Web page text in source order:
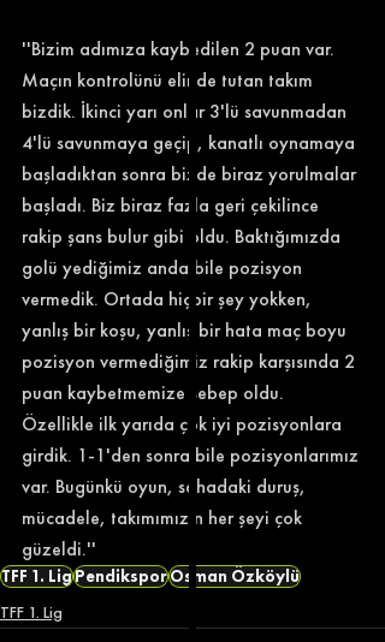
''Bizim adımıza kaybedilen 2 puan var.
Maçın kontrolünü elinde tutan takım
bizdik. İkinci yarı onlar 3'lü savunmadan
4'lü savunmaya geçip, kanatlı oynamaya
başladıktan sonra bizde biraz yorulmalar
başladı. Biz biraz fazla geri çekilince
rakip şans bulur gibi oldu. Baktığımızda
golü yediğimiz anda bile pozisyon
vermedik. Ortada hiçbir şey yokken,
yanlış bir koşu, yanlış bir hata maç boyu
pozisyon vermediğimiz rakip karşısında 2
puan kaybetmemize sebep oldu.
Özellikle ilk yarıda çok iyi pozisyonlara
girdik. 1-1'den sonra bile pozisyonlarımız
var. Bugünkü oyun, sahadaki duruş,
mücadele, takımımızın her şeyi çok
güzeldi.''
TFF 1. LigPendiksporOsman Özköylü
TFF 1. Lig